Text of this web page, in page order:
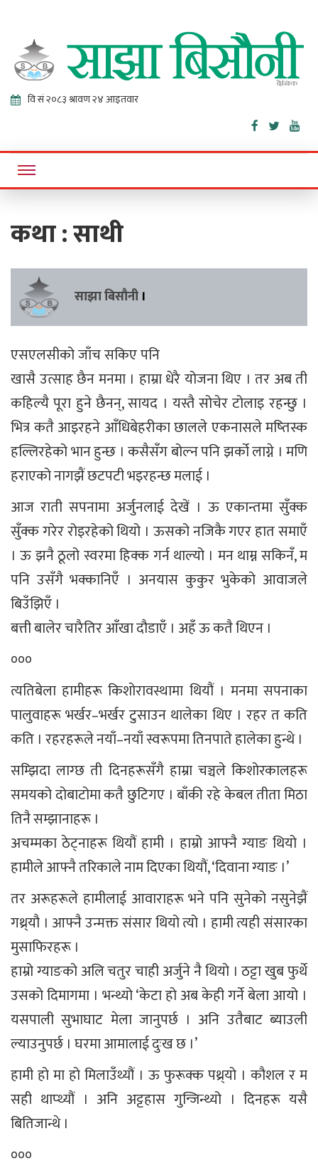
Sajha
Bisaunee
Online News Portal
कथा : साथी
साझा बिसौनी ।
एसएलसीको जाँच सकिए पनि
खासै उत्साह छैन मनमा । हाम्रा धेरै योजना थिए । तर अब ती
कहिल्यै पूरा हुने छैनन्, सायद । यस्तै सोचेर टोलाइ रहन्छु ।
भित्र कतै आइरहने आँधिबेहरीका छालले एकनासले मष्तिस्क
हल्लिरहेको भान हुन्छ । कसैसँग बोल्न पनि झर्को लाग्ने । मणि
हराएको नागझैं छटपटी भइरहन्छ मलाई ।
आज राती सपनामा अर्जुनलाई देखें । ऊ एकान्तमा सुँक्क
सुँक्क गरेर रोइरहेको थियो । ऊसको नजिकै गएर हात समाएँ
। ऊ झनै ठूलो स्वरमा हिक्क गर्न थाल्यो । मन थाम्न सकिनँ, म
पनि उसँगै भक्कानिएँ । अनयास कुकुर भुकेको आवाजले
बिउँझिएँ ।
बत्ती बालेर चारैतिर आँखा दौडाएँ । अहँ ऊ कतै थिएन ।
०००
त्यतिबेला हामीहरू किशोरावस्थामा थियौं । मनमा सपनाका
पालुवाहरू भर्खर–भर्खर टुसाउन थालेका थिए । रहर त कति
कति । रहरहरूले नयाँ–नयाँ स्वरूपमा तिनपाते हालेका हुन्थे ।
सम्झिदा लाग्छ ती दिनहरूसँगै हाम्रा चञ्चले किशोरकालहरू
समयको दोबाटोमा कतै छुटिगए । बाँकी रहे केबल तीता मिठा
तिनै सम्झानाहरू ।
अचम्मका ठेट्नाहरू थियौं हामी । हाम्रो आफ्नै ग्याङ थियो ।
हामीले आफ्नै तरिकाले नाम दिएका थियौं, ‘दिवाना ग्याङ ।’
तर अरूहरूले हामीलाई आवाराहरू भने पनि सुनेको नसुनेझैं
गथ्र्यौ । आफ्नै उन्मक्त संसार थियो त्यो । हामी त्यही संसारका
मुसाफिरहरू ।
हाम्रो ग्याङको अलि चतुर चाही अर्जुने नै थियो । ठट्टा खुब फुर्थे
उसको दिमागमा । भन्थ्यो ‘केटा हो अब केही गर्ने बेला आयो ।
यसपाली सुभाघाट मेला जानुपर्छ । अनि उतैबाट ब्याउली
ल्याउनुपर्छ । घरमा आमालाई दुःख छ ।’
हामी हो मा हो मिलाउँथ्यौं । ऊ फुरूक्क पथ्र्यो । कौशल र म
सही थाप्थ्यौं । अनि अट्टहास गुन्जिन्थ्यो । दिनहरू यसै
बितिजान्थे ।
०००